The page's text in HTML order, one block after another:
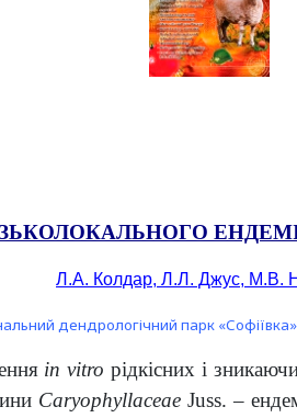
Л.А. Колдар, Л.Л. Джус, М.В.
дендрологічний парк
in vitro рідкісних і
Caryophyllaceae Juss. –